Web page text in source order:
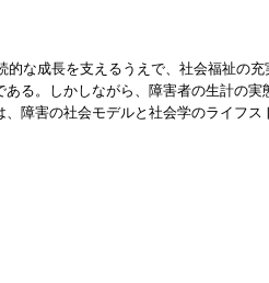
な成長を支えるうえで、社会福祉の
る。しかしながら、障害者の生計の
障害の社会モデルと社会学のライフ